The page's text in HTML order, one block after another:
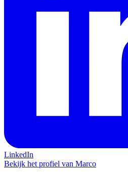
LinkedIn
Bekijk het profiel van Marco